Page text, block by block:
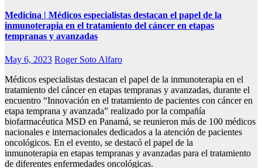
Medicina | Médicos especialistas destacan el papel de la
inmunoterapia en el tratamiento del cáncer en etapas
tempranas y avanzadas
May 6, 2023 Roger Soto Alfaro
Médicos especialistas destacan el papel de la inmunoterapia en el
tratamiento del cáncer en etapas tempranas y avanzadas, durante el
encuentro “Innovación en el tratamiento de pacientes con cáncer en
etapa temprana y avanzada” realizado por la compañía
biofarmacéutica MSD en Panamá, se reunieron más de 100 médicos
nacionales e internacionales dedicados a la atención de pacientes
oncológicos. En el evento, se destacó el papel de la
inmunoterapia en etapas tempranas y avanzadas para el tratamiento
de diferentes enfermedades oncológicas.